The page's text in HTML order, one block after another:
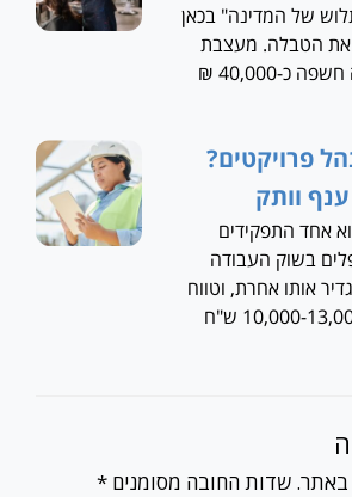
של המדינה" בכאן
את הטבלה. מעצבת
שיער בעלת מספרה חשפה כ-40,000 ₪
פרויקטים?
אחד התפקידים
בשוק העבודה
אותו אחרת, וטווח
השכר בהתאם, מ-10,000-13,000 ש"ח
באתר. שדות החובה מסומנים *